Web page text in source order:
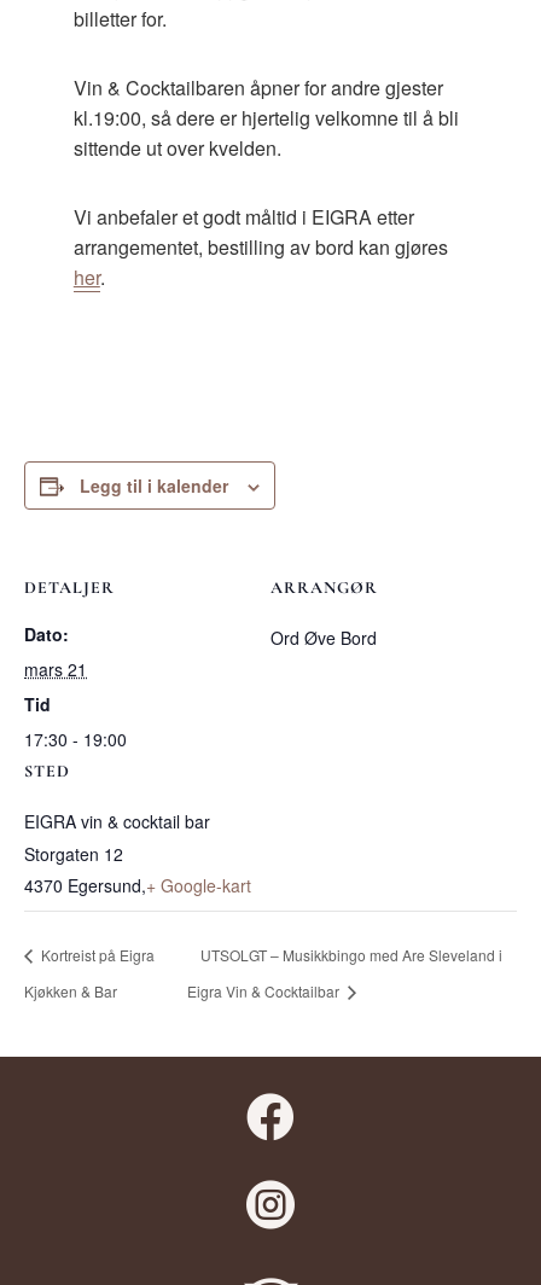
billetter for.
Vin & Cocktailbaren åpner for andre gjester
kl.19:00, så dere er hjertelig velkomne til å bli
sittende ut over kvelden.
Vi anbefaler et godt måltid i EIGRA etter
arrangementet, bestilling av bord kan gjøres
her.
Legg til i kalender
DETALJER
Dato:
mars 21
Tid
17:30 - 19:00
STED
EIGRA vin & cocktail bar
Storgaten 12
4370 Egersund,+ Google-kart
ARRANGØR
Ord Øve Bord
Kortreist på Eigra
Kjøkken & Bar
UTSOLGT – Musikkbingo med Are Sleveland i
Eigra Vin & Cocktailbar

